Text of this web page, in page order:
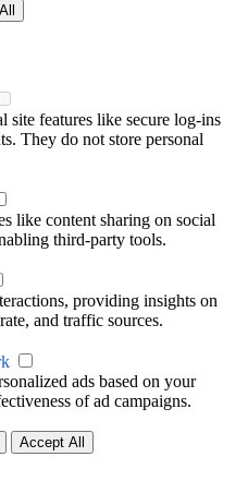
site features like secure log-ins
They do not store personal
like content sharing on social
third-party tools.
providing insights on
and traffic sources.
ads based on your
of ad campaigns.
Accept All